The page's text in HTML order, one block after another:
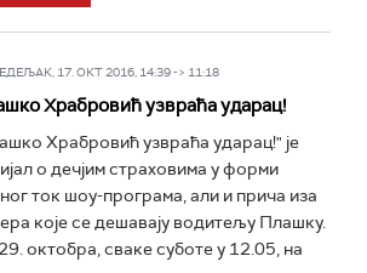
17. ОКТ 2016, 14:39 -> 11:18
Храбровић узвраћа ударац!
Храбровић узвраћа ударац!" је
о дечјим страховима у форми
ток шоу-програма, али и прича иза
које се дешавају водитељу Плашку.
октобра, сваке суботе у 12.05, на